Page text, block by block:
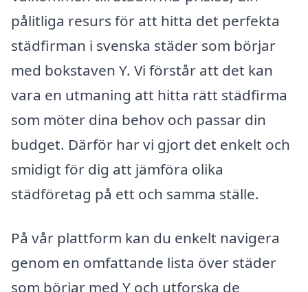
pålitliga resurs för att hitta det perfekta
städfirman i svenska städer som börjar
med bokstaven Y. Vi förstår att det kan
vara en utmaning att hitta rätt städfirma
som möter dina behov och passar din
budget. Därför har vi gjort det enkelt och
smidigt för dig att jämföra olika
städföretag på ett och samma ställe.
På vår plattform kan du enkelt navigera
genom en omfattande lista över städer
som börjar med Y och utforska de